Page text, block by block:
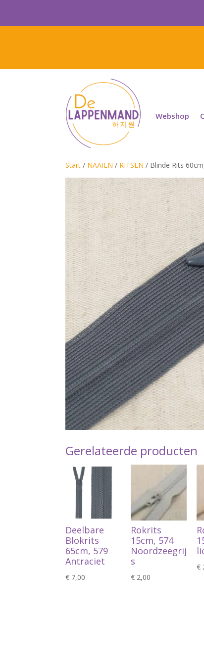
Webshop
Start / NAAIEN / RITSEN / Blinde Rits
Gerelateerde producten
Deelbare
Blokrits
65cm, 579
Antraciet
€ 7,00
Rokrits
15cm, 574
Noordzeegrij
s
€ 2,00
€